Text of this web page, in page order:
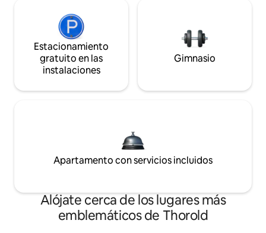
Estacionamiento
gratuito en las
instalaciones
Gimnasio
Apartamento con servicios incluidos
Alójate cerca de los lugares más
emblemáticos de Thorold